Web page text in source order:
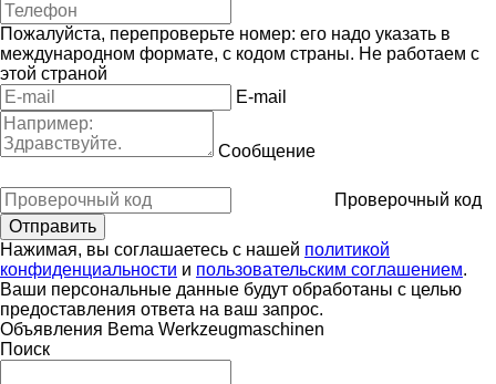
Пожалуйста, перепроверьте номер: его надо указать в
международном формате, с кодом страны. Не работаем с
этой страной
E-mail
Сообщение
Проверочный код
Нажимая, вы соглашаетесь с нашей политикой
конфиденциальности и пользовательским соглашением.
Ваши персональные данные будут обработаны с целью
предоставления ответа на ваш запрос.
Объявления Bema Werkzeugmaschinen
Поиск